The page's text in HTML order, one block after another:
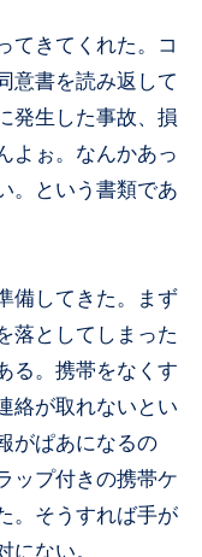
てきてくれた。コ
意書を読み返して
発生した事故、損
よぉ。なんかあっ
。という書類であ
備してきた。まず
落としてしまった
る。携帯をなくす
絡が取れないとい
がぱあになるの
ップ付きの携帯ケ
。そうすれば手が
ない。